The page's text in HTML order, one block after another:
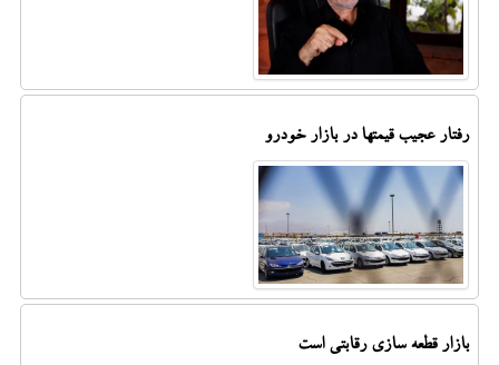
رفتار عجیب قیمتها در بازار خودرو
بازار قطعه سازی رقابتی است